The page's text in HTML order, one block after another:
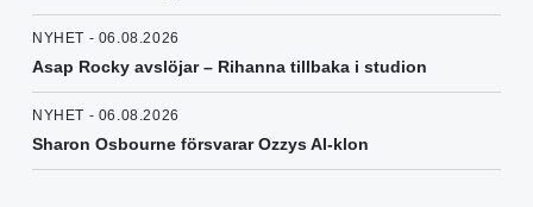
NYHET - 06.08.2026
Asap Rocky avslöjar – Rihanna tillbaka i studion
NYHET - 06.08.2026
Sharon Osbourne försvarar Ozzys AI-klon